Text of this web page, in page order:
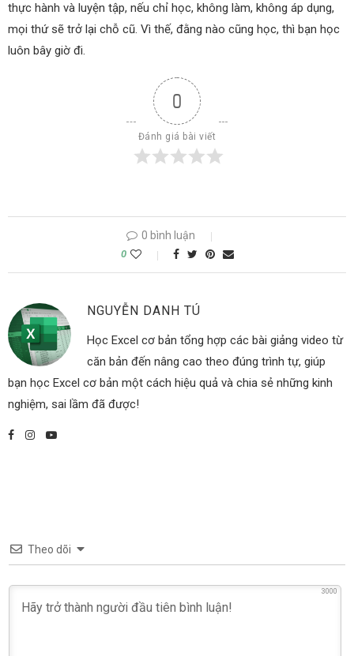
thực hành và luyện tập, nếu chỉ học, không làm, không áp dụng,
mọi thứ sẽ trở lại chỗ cũ. Vì thế, đằng nào cũng học, thì bạn học
luôn bây giờ đi.
0
Đánh giá bài viết
0 bình luận
0
NGUYỄN DANH TÚ
Học Excel cơ bản tổng hợp các bài giảng video từ
căn bản đến nâng cao theo đúng trình tự, giúp
bạn học Excel cơ bản một cách hiệu quả và chia sẻ những kinh
nghiệm, sai lầm đã được!
Theo dõi
3000